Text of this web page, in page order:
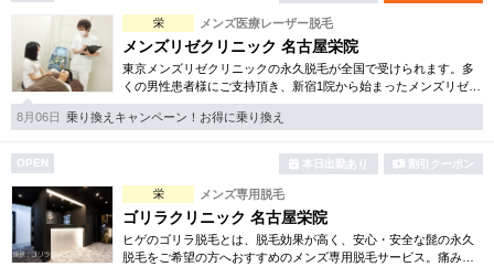
こだわり条件を変更
閉じる
栄 メンズ医療レーザー脱毛
メンズリゼクリニック 名古屋栄院
東京メンズリゼクリニックの永久脱毛が全国で受けられます。多
くの男性患者様にご支持頂き、新宿1院から始まったメンズリゼク
リニックが、現在では提携院含め全国10院を展開するクリニック
になりました。
8月06日 乗り換えキャンペーン！お得に乗り換え
OPEN 本日出勤あり 割引クーポン
栄 メンズ専用脱毛
ゴリラクリニック 名古屋栄院
ヒゲのゴリラ脱毛とは、脱毛効果が高く、安心・安全な髭の永久
脱毛をご希望の方へおすすめのメンズ専用脱毛サービス。痛みに